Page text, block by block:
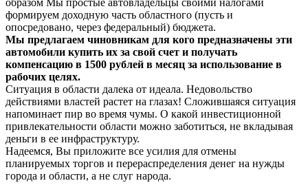
образом Мы простые автовладельцы своими налогами
формируем доходную часть областного (пусть и
опосредовано, через федеральный) бюджета.
Мы предлагаем чиновникам для кого предназначены эти
автомобили купить их за свой счет и получать
компенсацию в 1500 рублей в месяц за использование в
рабочих целях.
Ситуация в области далека от идеала. Недовольство
действиями властей растет на глазах! Сложившаяся ситуация
напоминает пир во время чумы. О какой инвестиционной
привлекательности области можно заботиться, не вкладывая
деньги в ее инфраструктуру.
Надеемся, Вы приложите все усилия для отмены
планируемых торгов и перераспределения денег на нужды
города и области, а не слуг народа.